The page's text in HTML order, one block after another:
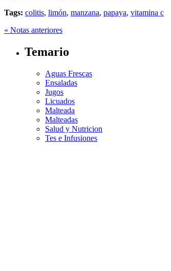
Tags: colitis, limón, manzana, papaya, vitamina c
« Notas anteriores
Temario
Aguas Frescas
Ensaladas
Jugos
Licuados
Malteada
Malteadas
Salud y Nutricion
Tes e Infusiones